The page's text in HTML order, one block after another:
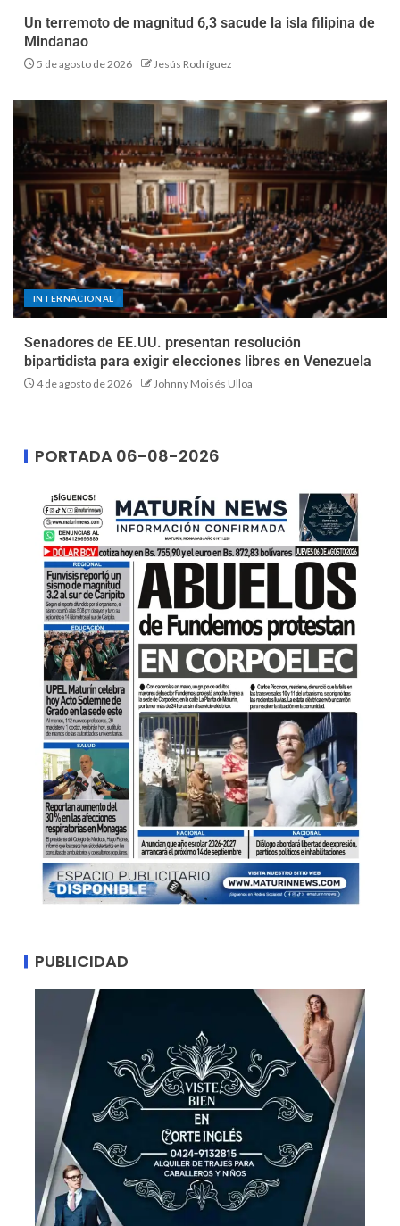
Un terremoto de magnitud 6,3 sacude la isla filipina de
Mindanao
5 de agosto de 2026 Jesús Rodríguez
INTERNACIONAL
Senadores de EE.UU. presentan resolución
bipartidista para exigir elecciones libres en Venezuela
4 de agosto de 2026 Johnny Moisés Ulloa
PORTADA 06-08-2026
PUBLICIDAD